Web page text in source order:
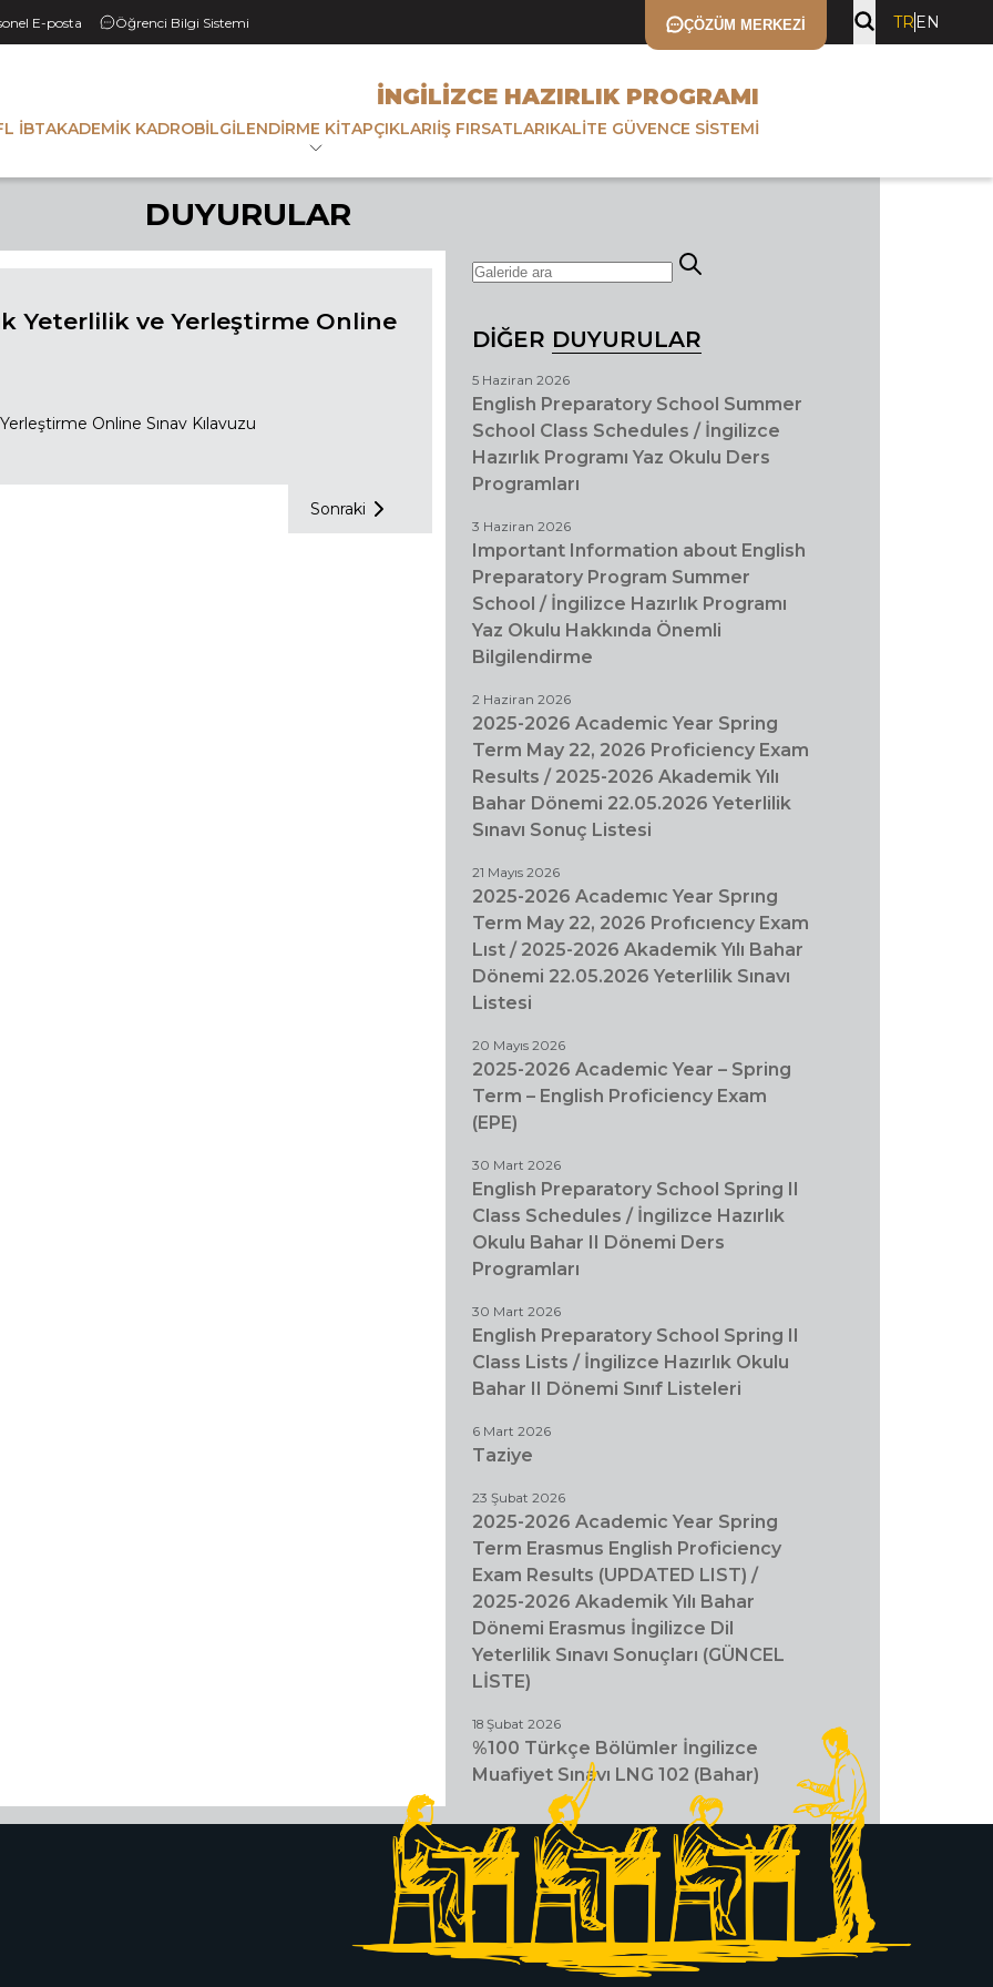
E-posta Öğrenci Bilgi Sistemi ÇÖZÜM MERKEZI TR EN
İNGILIZCE HAZIRLIK PROGRAMI
IBTAKADEMİK KADROBİLGİLENDİRME KİTAPÇIKLARIİŞ FIRSATLARIKALITE GÜVENCE SISTEMI
DUYURULAR
Yeterlilik ve Yerleştirme Online
Online Sınav Kılavuzu
Sonraki
DİĞER DUYURULAR
5 Haziran 2026
English Preparatory School Summer
School Class Schedules / İngilizce
Hazırlık Programı Yaz Okulu Ders
Programları
3 Haziran 2026
Important Information about English
Preparatory Program Summer
School / İngilizce Hazırlık Programı
Yaz Okulu Hakkında Önemli
Bilgilendirme
2 Haziran 2026
2025-2026 Academic Year Spring
Term May 22, 2026 Proficiency Exam
Results / 2025-2026 Akademik Yılı
Bahar Dönemi 22.05.2026 Yeterlilik
Sınavı Sonuç Listesi
21 Mayıs 2026
2025-2026 Academıc Year Sprıng
Term May 22, 2026 Profıcıency Exam
Lıst / 2025-2026 Akademik Yılı Bahar
Dönemi 22.05.2026 Yeterlilik Sınavı
Listesi
20 Mayıs 2026
2025-2026 Academic Year – Spring
Term – English Proficiency Exam
(EPE)
30 Mart 2026
English Preparatory School Spring II
Class Schedules / İngilizce Hazırlık
Okulu Bahar II Dönemi Ders
Programları
30 Mart 2026
English Preparatory School Spring II
Class Lists / İngilizce Hazırlık Okulu
Bahar II Dönemi Sınıf Listeleri
6 Mart 2026
Taziye
23 Şubat 2026
2025-2026 Academic Year Spring
Term Erasmus English Proficiency
Exam Results (UPDATED LIST) /
2025-2026 Akademik Yılı Bahar
Dönemi Erasmus İngilizce Dil
Yeterlilik Sınavı Sonuçları (GÜNCEL
LİSTE)
18 Şubat 2026
%100 Türkçe Bölümler İngilizce
Muafiyet Sınavı LNG 102 (Bahar)